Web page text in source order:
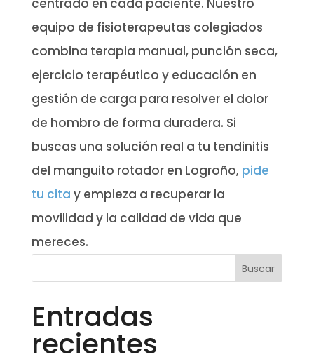
centrado en cada paciente. Nuestro
equipo de fisioterapeutas colegiados
combina terapia manual, punción seca,
ejercicio terapéutico y educación en
gestión de carga para resolver el dolor
de hombro de forma duradera. Si
buscas una solución real a tu tendinitis
del manguito rotador en Logroño, pide
tu cita y empieza a recuperar la
movilidad y la calidad de vida que
mereces.
Entradas
recientes